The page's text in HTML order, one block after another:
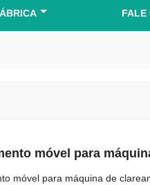
FALE
móvel para
móvel para máquina de